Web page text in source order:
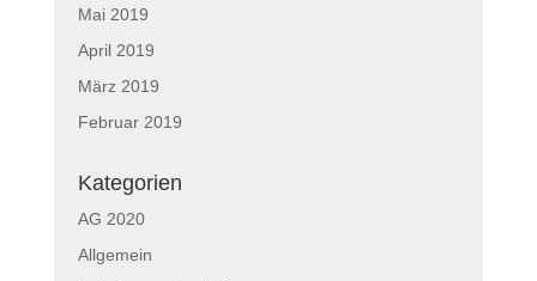
Mai 2019
April 2019
März 2019
Februar 2019
Kategorien
AG 2020
Allgemein